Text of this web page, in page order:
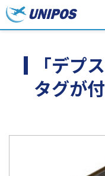
「デプ
タグが